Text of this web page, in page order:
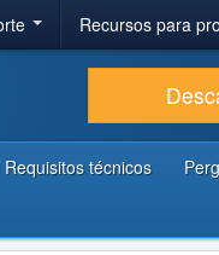
Recursos para
Requisitos técnicos